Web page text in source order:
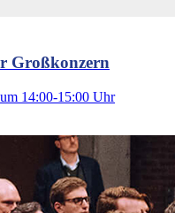
Großkonzern
14:00-15:00 Uhr